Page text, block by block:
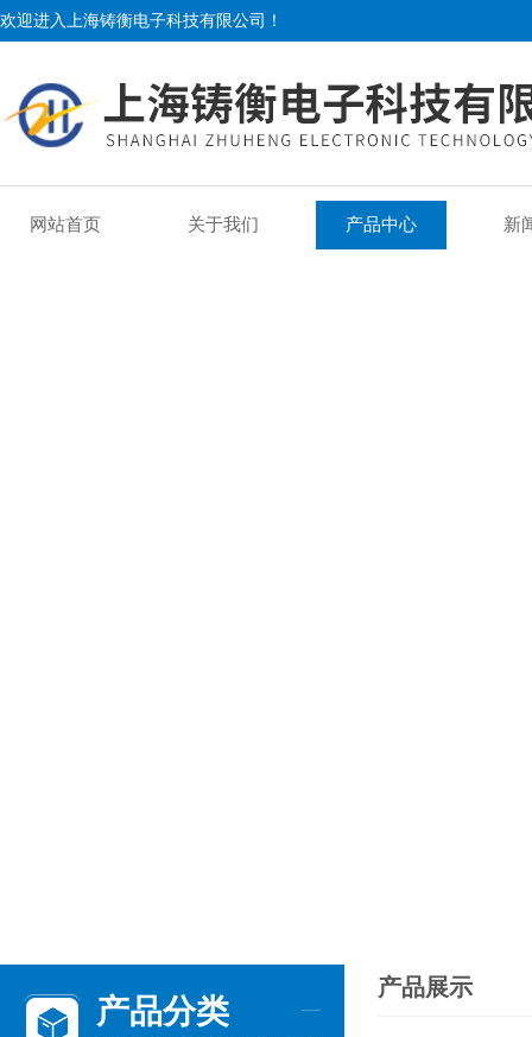
欢迎进入上海铸衡电子科技有限公司！
网站首页 关于我们 产品中心 新
产品分类
产品展示